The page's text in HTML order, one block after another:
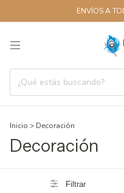
ENVÍOS A TODO EL PAÍS
Inicio > Decoración
Decoración
Filtrar